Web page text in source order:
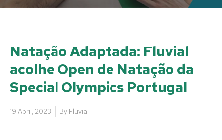
Natação Adaptada: Fluvial
acolhe Open de Natação da
Special Olympics Portugal
19 Abril, 2023 By Fluvial